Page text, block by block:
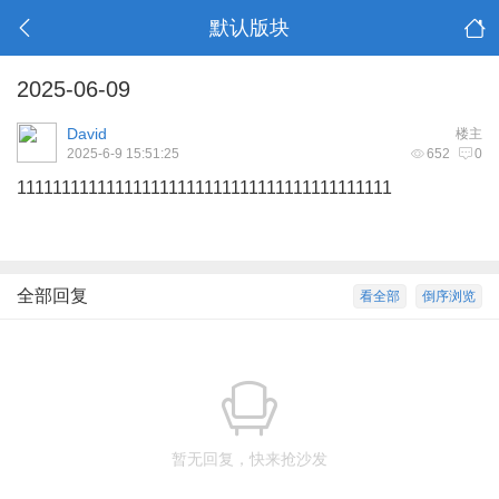
默认版块
2025-06-09
楼主
David
652 0
2025-6-9 15:51:25
111111111111111111111111111111111111111111
倒序浏览
看全部
全部回复
暂无回复，快来抢沙发